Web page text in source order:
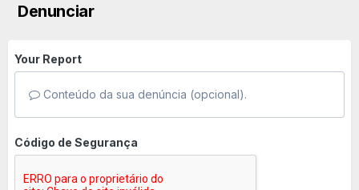
Denunciar
Your Report
Conteúdo da sua denúncia (opcional).
Código de Segurança